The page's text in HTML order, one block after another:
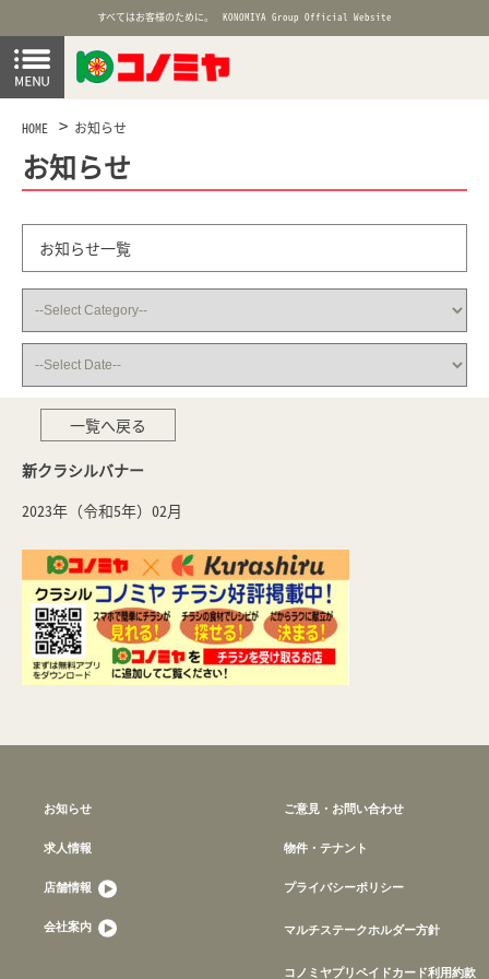
すべてはお客様のために。 KONOMIYA Group Official Website
HOME お知らせ
お知らせ
お知らせ一覧
一覧へ戻る
新クラシルバナー
2023年（令和5年）02月
お知らせ
求人情報
店舗情報
会社案内
ご意見・お問い合わせ
物件・テナント
プライバシーポリシー
マルチステークホルダー方針
コノミヤプリペイドカード利用約款